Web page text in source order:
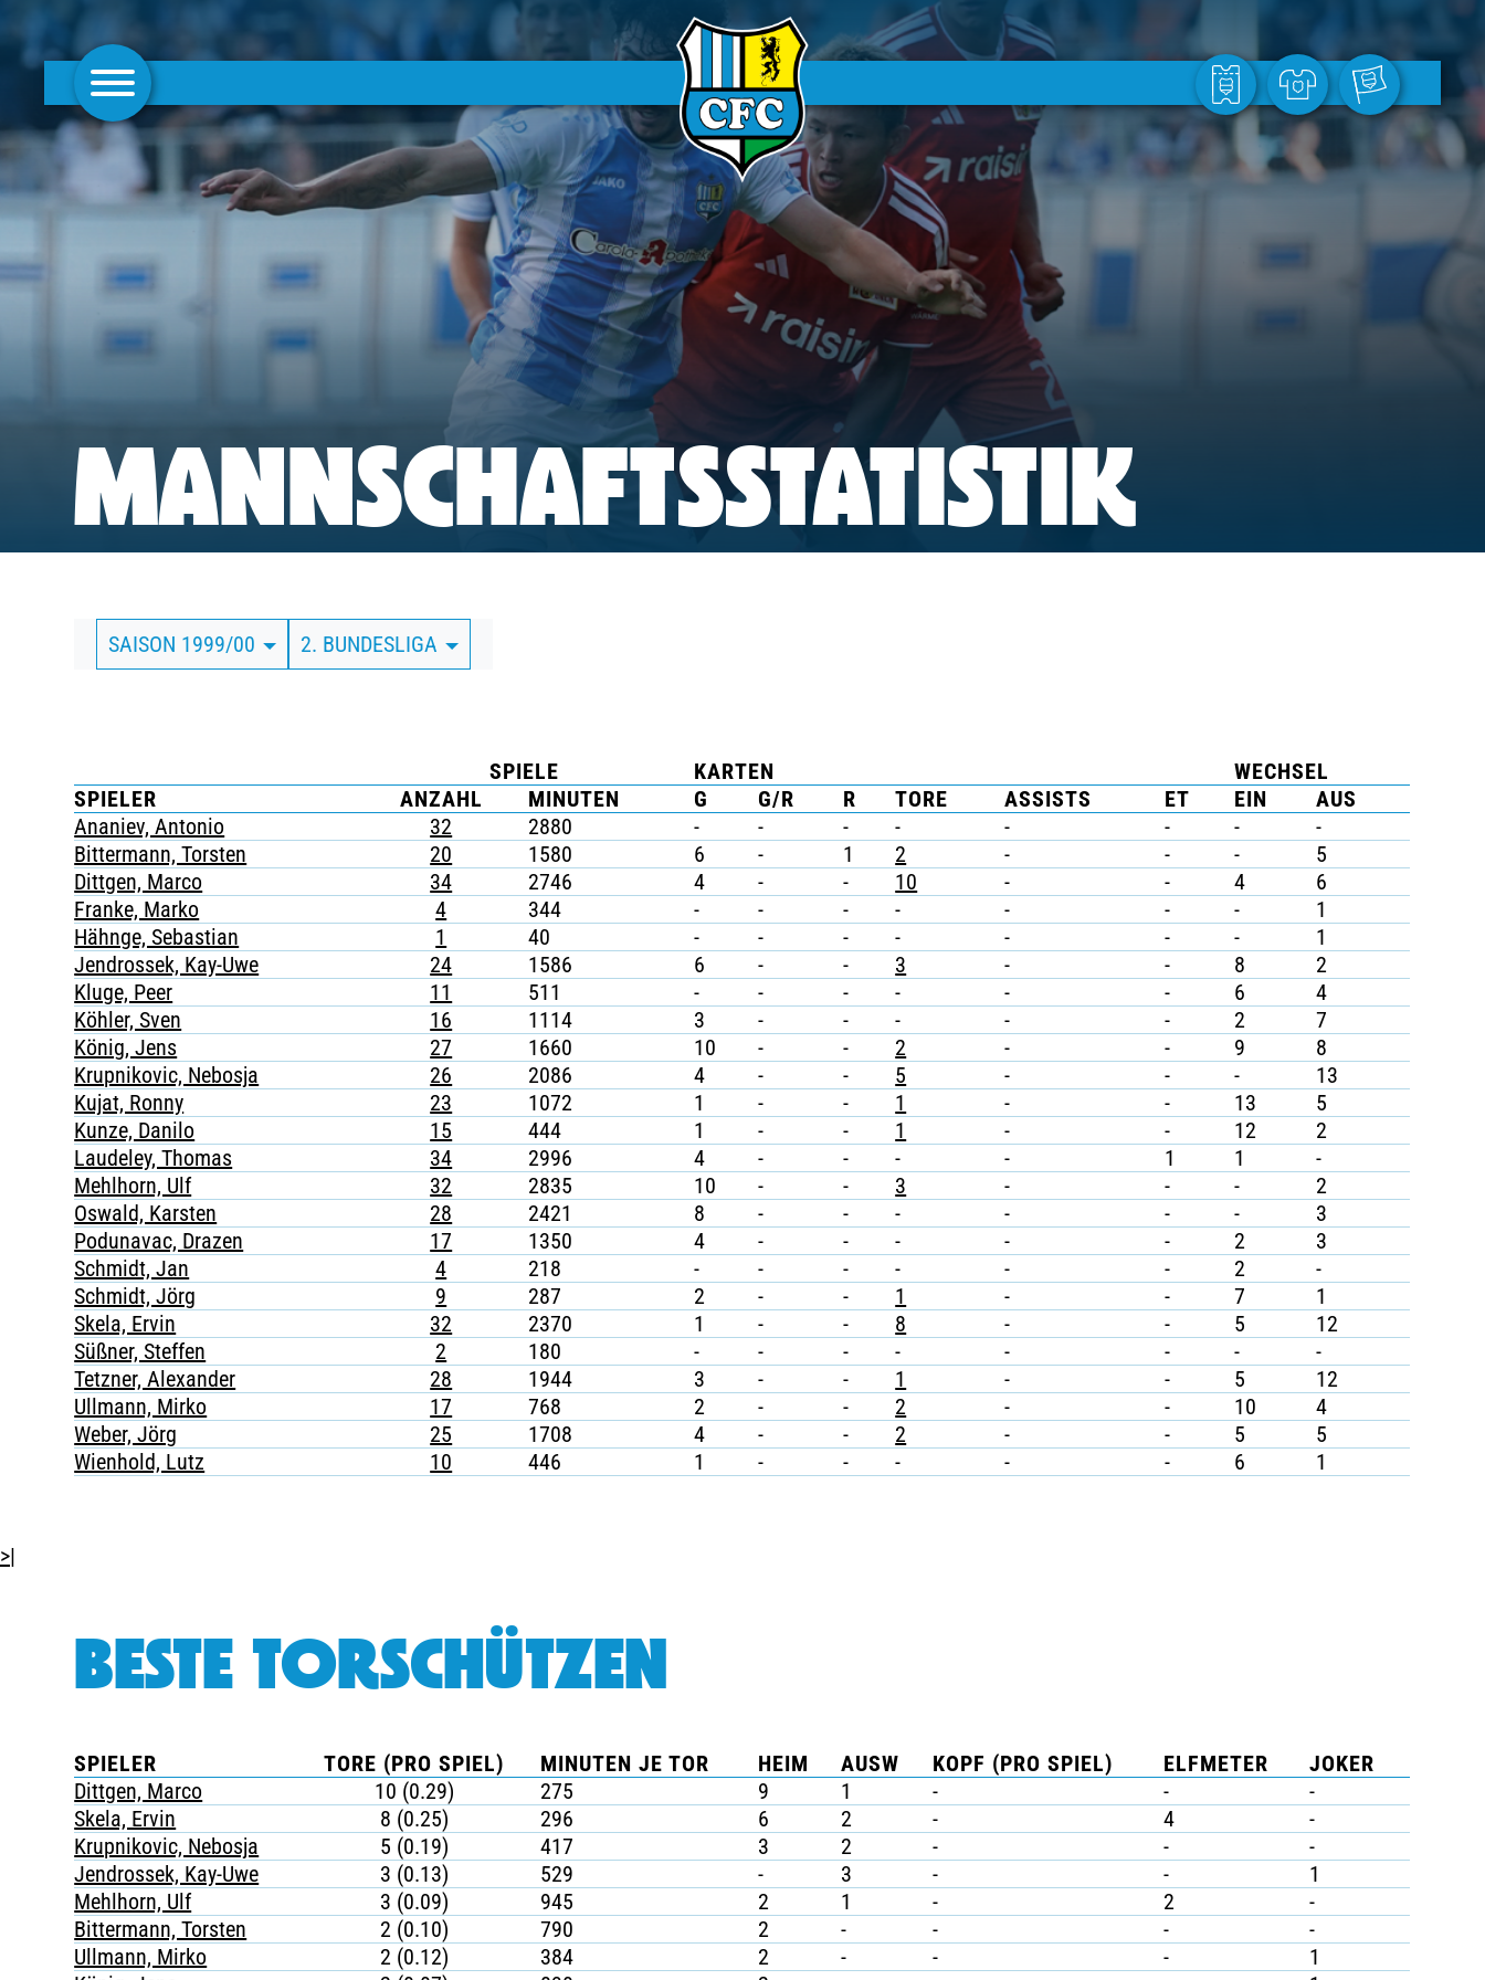
AKTUELLES
FRAUEN
CLUBMITGLIEDSCHAFT
BUSINESS
SÜDKURVE
TICKETING
MANNSCHAFTSSTATISTIK
SAISON 1999/00 2. BUNDESLIGA
SPIELE KARTEN
WECHSEL
SPIELER
ANZAHL MINUTEN G G/R R TORE ASSISTS ET EIN
AUS
Ananiev, Antonio
32 2880 - - - - - - -
-
Bittermann, Torsten
20 1580 6 - 1 2 - - -
5
Dittgen, Marco
34 2746 4 - - 10 - - 4
6
Franke, Marko
4 344 - - - - - - -
1
Hähnge, Sebastian
1 40 - - - - - - -
1
Jendrossek, Kay-Uwe
24 1586 6 - - 3 - - 8
2
Kluge, Peer
11 511 - - - - - - 6
4
Köhler, Sven
16 1114 3 - - - - - 2
7
König, Jens
27 1660 10 - - 2 - - 9
8
Krupnikovic, Nebosja
26 2086 4 - - 5 - - -
13
Kujat, Ronny
23 1072 1 - - 1 - - 13
5
Kunze, Danilo
15 444 1 - - 1 - - 12
2
Laudeley, Thomas
34 2996 4 - - - - 1 1
-
Mehlhorn, Ulf
32 2835 10 - - 3 - - -
2
Oswald, Karsten
28 2421 8 - - - - - -
3
Podunavac, Drazen
17 1350 4 - - - - - 2
3
Schmidt, Jan
4 218 - - - - - - 2
-
Schmidt, Jörg
9 287 2 - - 1 - - 7
1
Skela, Ervin
32 2370 1 - - 8 - - 5
12
Süßner, Steffen
2 180 - - - - - - -
-
Tetzner, Alexander
28 1944 3 - - 1 - - 5
12
Ullmann, Mirko
17 768 2 - - 2 - - 10
4
Weber, Jörg
25 1708 4 - - 2 - - 5
5
Wienhold, Lutz
10 446 1 - - - - - 6 1
>|
BESTE TORSCHÜTZEN
SPIELER TORE (PRO SPIEL) MINUTEN JE TOR HEIM AUSW KOPF (PRO SPIEL) ELFMETER
JOKER
Dittgen, Marco
10 (0.29) 275 9 1 - -
-
Skela, Ervin
8 (0.25) 296 6 2 - 4
-
Krupnikovic, Nebosja
5 (0.19) 417 3 2 - -
-
Jendrossek, Kay-Uwe
3 (0.13) 529 - 3 - -
1
Mehlhorn, Ulf
3 (0.09) 945 2 1 - 2
-
Bittermann, Torsten
2 (0.10) 790 2 - - -
-
Ullmann, Mirko
2 (0.12) 384 2 - - -
1